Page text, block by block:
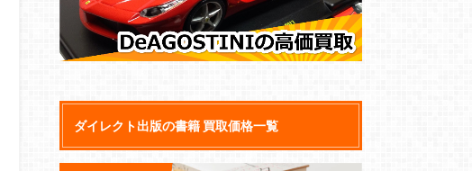
ダイレクト出版の書籍 買取価格一覧